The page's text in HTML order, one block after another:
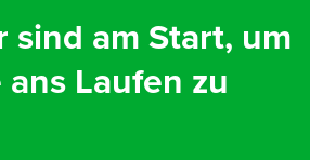
sind am Start, um
Laufen zu